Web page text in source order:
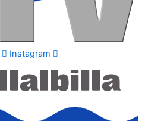
Instagram